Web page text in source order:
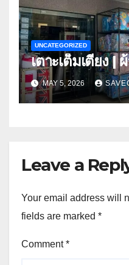
UNCATEGORIZED
เตาะเต็มเตียง |
MAY 5, 2026
Leave a
Your email address will
fields are marked *
Comment*